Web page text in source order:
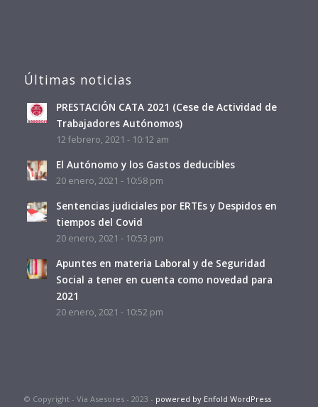
Últimas noticias
PRESTACIÓN CATA 2021 (Cese de Actividad de
Trabajadores Autónomos)
12 febrero, 2021 - 10:12 am
El Autónomo y los Gastos deducibles
20 enero, 2021 - 10:58 pm
Sentencias judiciales por ERTEs y Despidos en
tiempos del Covid
20 enero, 2021 - 10:53 pm
Apuntes en materia Laboral y de Seguridad
Social a tener en cuenta como novedad para
2021
20 enero, 2021 - 10:52 pm
© Copyright - Via Asesores - 2023 - powered by Enfold WordPress